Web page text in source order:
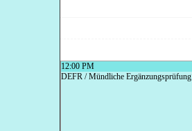
12:00 PM
DEFR / Mündliche